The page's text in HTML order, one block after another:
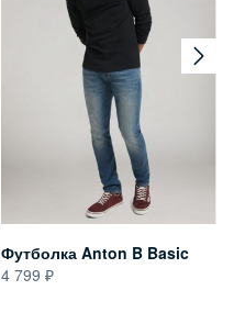
Футболка Anton B Basic
4 799